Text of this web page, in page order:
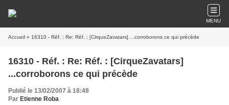
MENU
Accueil » 16310 - Réf. : Re: Réf. : [CirqueZavatars] ...corroborons ce qui précède
16310 - Réf. : Re: Réf. : [CirqueZavatars]
...corroborons ce qui précède
Publié le 13/02/2007 à 18:48
Par Etienne Roba